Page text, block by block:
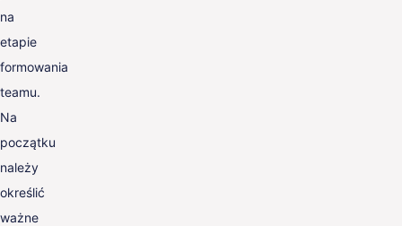
na
etapie
formowania
teamu.
Na
początku
należy
określić
ważne